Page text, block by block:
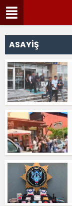
ASAYİŞ